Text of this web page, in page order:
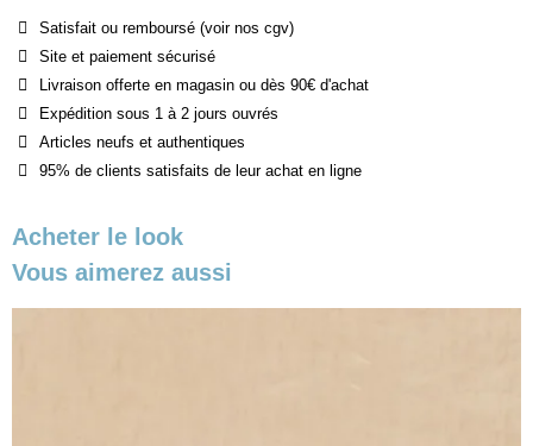
Satisfait ou remboursé (voir nos cgv)
Site et paiement sécurisé
Livraison offerte en magasin ou dès 90€ d'achat
Expédition sous 1 à 2 jours ouvrés
Articles neufs et authentiques
95% de clients satisfaits de leur achat en ligne
Acheter le look
Vous aimerez aussi